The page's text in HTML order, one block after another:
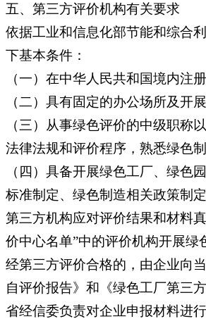
五、第三方评价机构有关要求
依据工业和信息化部节能和综合
下基本条件：
（一）在中华人民共和国境内注
（二）具有固定的办公场所及开
（三）从事绿色评价的中级职称
法律法规和评价程序，熟悉绿色
（四）具备开展绿色工厂、绿色
标准制定、绿色制造相关政策制定
第三方机构应对评价结果和材料
价中心名单”中的评价机构开展绿
经第三方评价合格的，由企业向
自评价报告》和《绿色工厂第三
省经信委负责对企业申报材料进